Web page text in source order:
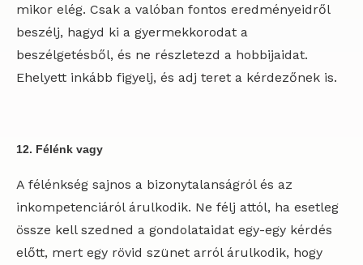
mikor elég. Csak a valóban fontos eredményeidről
beszélj, hagyd ki a gyermekkorodat a
beszélgetésből, és ne részletezd a hobbijaidat.
Ehelyett inkább figyelj, és adj teret a kérdezőnek is.
12. Félénk vagy
A félénkség sajnos a bizonytalanságról és az
inkompetenciáról árulkodik. Ne félj attól, ha esetleg
össze kell szedned a gondolataidat egy-egy kérdés
előtt, mert egy rövid szünet arról árulkodik, hogy